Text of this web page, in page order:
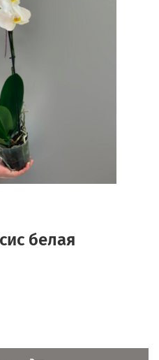
белая